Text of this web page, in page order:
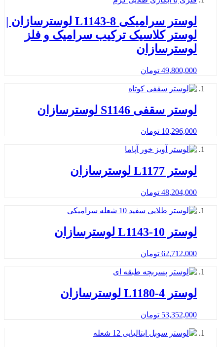
لوستر سرامیکی L1143-8 لوسترسازان |
لوستر کلاسیک ترکیب سرامیک و فلز
لوسترسازان
49,800,000 تومان
لوستر سقفی S1146 لوسترسازان
10,296,000 تومان
لوستر L1177 لوسترسازان
48,204,000 تومان
لوستر L1143-10 لوسترسازان
62,712,000 تومان
لوستر L1180-4 لوسترسازان
53,352,000 تومان